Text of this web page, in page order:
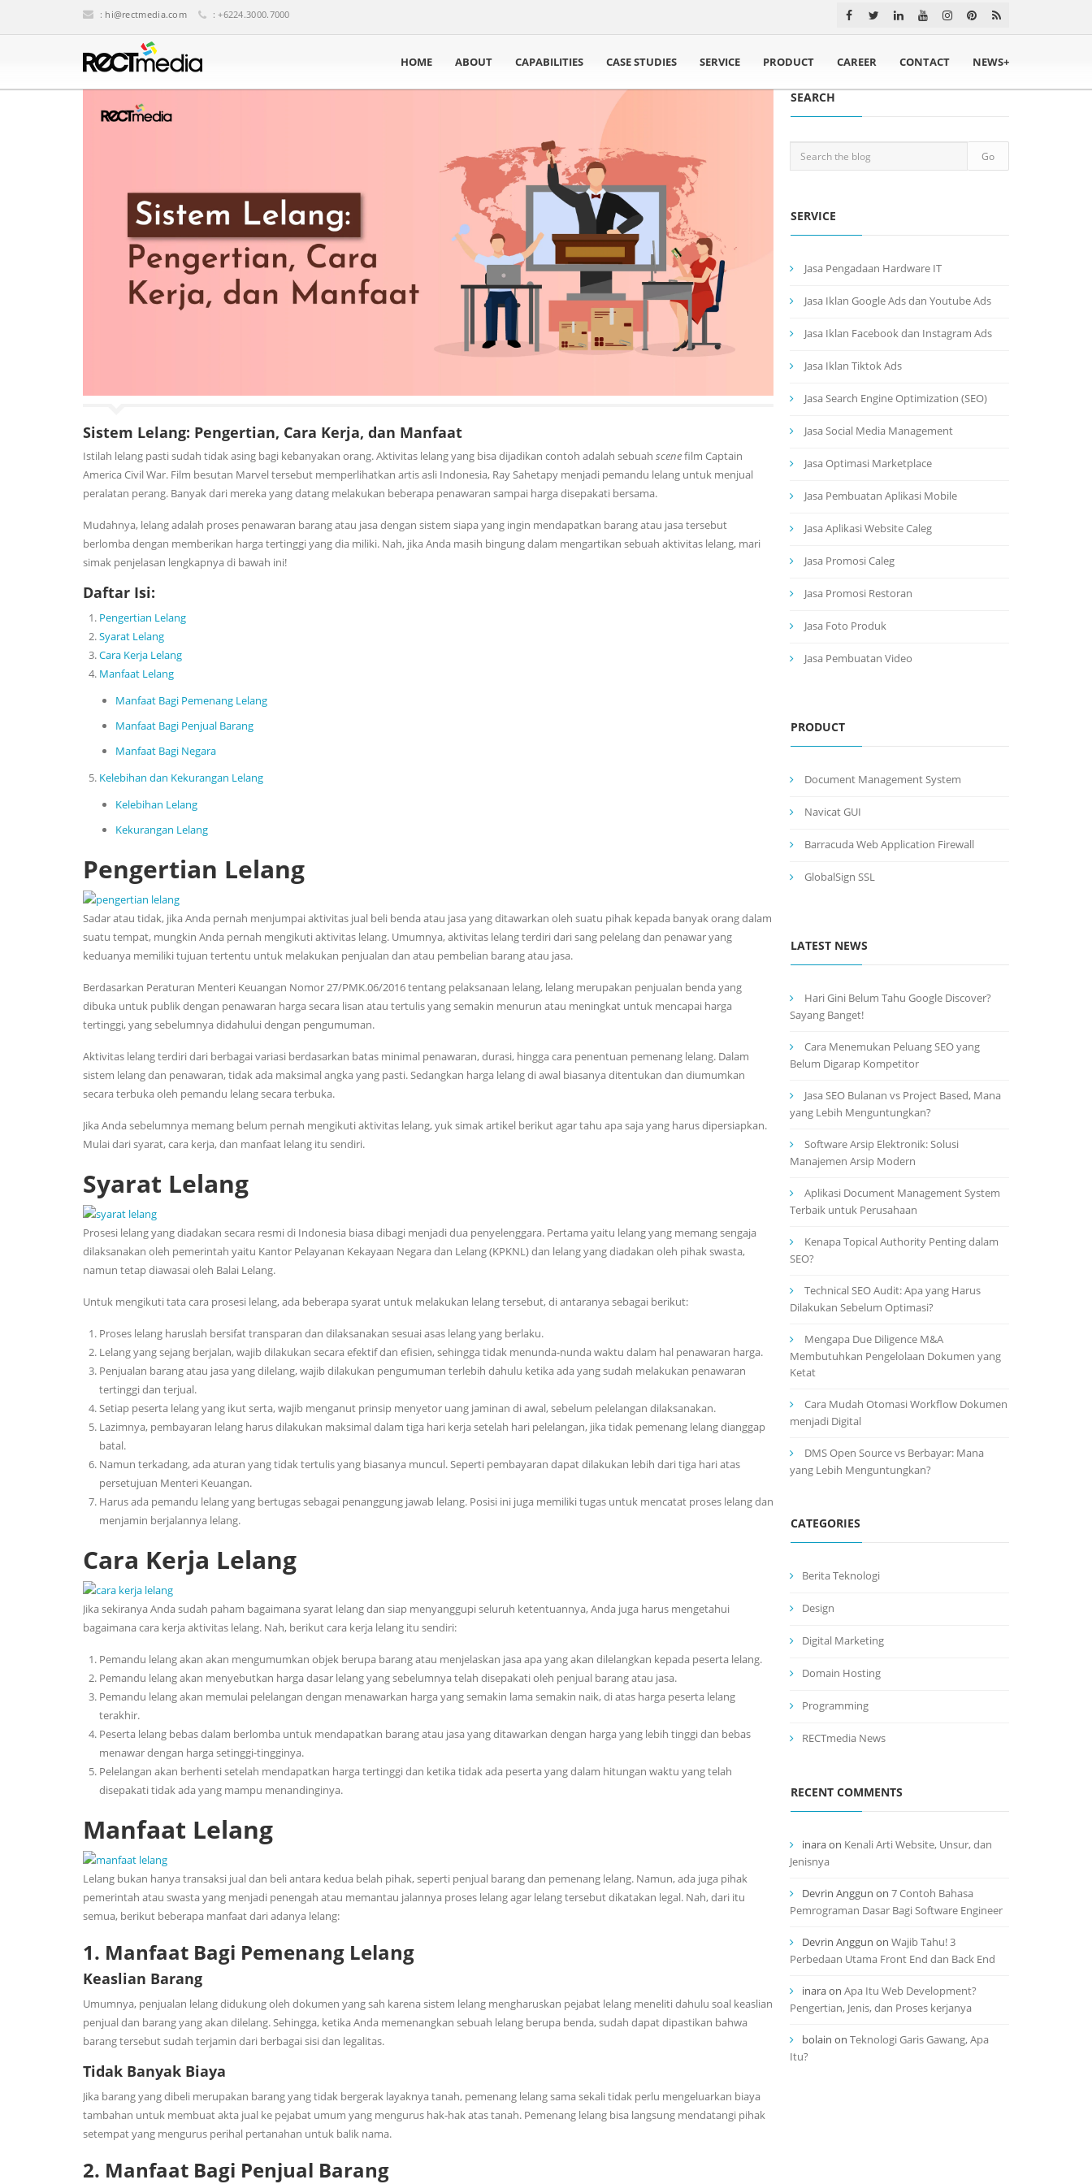
: hi@rectmedia.com : +6224.3000.7000
HOME ABOUT CAPABILITIES CASE STUDIES SERVICE PRODUCT CAREER CONTACT NEWS+
Sistem Lelang: Pengertian, Cara Kerja, dan Manfaat
Istilah lelang pasti sudah tidak asing bagi kebanyakan orang. Aktivitas lelang yang bisa dijadikan contoh adalah sebuah scenefilm Captain
America Civil War. Film besutan Marvel tersebut memperlihatkan artis asli Indonesia, Ray Sahetapy menjadi pemandu lelang untuk menjual
peralatan perang. Banyak dari mereka yang datang melakukan beberapa penawaran sampai harga disepakati bersama.
Mudahnya, lelang adalah proses penawaran barang atau jasa dengan sistem siapa yang ingin mendapatkan barang atau jasa tersebut
berlomba dengan memberikan harga tertinggi yang dia miliki. Nah, jika Anda masih bingung dalam mengartikan sebuah aktivitas lelang, mari
simak penjelasan lengkapnya di bawah ini!
Daftar Isi:
Pengertian Lelang
Syarat Lelang
Cara Kerja Lelang
Manfaat Lelang
Manfaat Bagi Pemenang Lelang
Manfaat Bagi Penjual Barang
Manfaat Bagi Negara
Kelebihan dan Kekurangan Lelang
Kelebihan Lelang
Kekurangan Lelang
Pengertian Lelang
Sadar atau tidak, jika Anda pernah menjumpai aktivitas jual beli benda atau jasa yang ditawarkan oleh suatu pihak kepada banyak orang dalam
suatu tempat, mungkin Anda pernah mengikuti aktivitas lelang. Umumnya, aktivitas lelang terdiri dari sang pelelang dan penawar yang
keduanya memiliki tujuan tertentu untuk melakukan penjualan dan atau pembelian barang atau jasa.
Berdasarkan Peraturan Menteri Keuangan Nomor 27/PMK.06/2016 tentang pelaksanaan lelang, lelang merupakan penjualan benda yang
dibuka untuk publik dengan penawaran harga secara lisan atau tertulis yang semakin menurun atau meningkat untuk mencapai harga
tertinggi, yang sebelumnya didahului dengan pengumuman.
Aktivitas lelang terdiri dari berbagai variasi berdasarkan batas minimal penawaran, durasi, hingga cara penentuan pemenang lelang. Dalam
sistem lelang dan penawaran, tidak ada maksimal angka yang pasti. Sedangkan harga lelang di awal biasanya ditentukan dan diumumkan
secara terbuka oleh pemandu lelang secara terbuka.
Jika Anda sebelumnya memang belum pernah mengikuti aktivitas lelang, yuk simak artikel berikut agar tahu apa saja yang harus dipersiapkan.
Mulai dari syarat, cara kerja, dan manfaat lelang itu sendiri.
Syarat Lelang
Prosesi lelang yang diadakan secara resmi di Indonesia biasa dibagi menjadi dua penyelenggara. Pertama yaitu lelang yang memang sengaja
dilaksanakan oleh pemerintah yaitu Kantor Pelayanan Kekayaan Negara dan Lelang (KPKNL) dan lelang yang diadakan oleh pihak swasta,
namun tetap diawasai oleh Balai Lelang.
Untuk mengikuti tata cara prosesi lelang, ada beberapa syarat untuk melakukan lelang tersebut, di antaranya sebagai berikut:
Proses lelang haruslah bersifat transparan dan dilaksanakan sesuai asas lelang yang berlaku.
Lelang yang sejang berjalan, wajib dilakukan secara efektif dan efisien, sehingga tidak menunda-nunda waktu dalam hal penawaran harga.
Penjualan barang atau jasa yang dilelang, wajib dilakukan pengumuman terlebih dahulu ketika ada yang sudah melakukan penawaran
tertinggi dan terjual.
Setiap peserta lelang yang ikut serta, wajib menganut prinsip menyetor uang jaminan di awal, sebelum pelelangan dilaksanakan.
Lazimnya, pembayaran lelang harus dilakukan maksimal dalam tiga hari kerja setelah hari pelelangan, jika tidak pemenang lelang dianggap
batal.
Namun terkadang, ada aturan yang tidak tertulis yang biasanya muncul. Seperti pembayaran dapat dilakukan lebih dari tiga hari atas
persetujuan Menteri Keuangan.
Harus ada pemandu lelang yang bertugas sebagai penanggung jawab lelang. Posisi ini juga memiliki tugas untuk mencatat proses lelang dan
menjamin berjalannya lelang.
Cara Kerja Lelang
Jika sekiranya Anda sudah paham bagaimana syarat lelang dan siap menyanggupi seluruh ketentuannya, Anda juga harus mengetahui
bagaimana cara kerja aktivitas lelang. Nah, berikut cara kerja lelang itu sendiri:
Pemandu lelang akan akan mengumumkan objek berupa barang atau menjelaskan jasa apa yang akan dilelangkan kepada peserta lelang.
Pemandu lelang akan menyebutkan harga dasar lelang yang sebelumnya telah disepakati oleh penjual barang atau jasa.
Pemandu lelang akan memulai pelelangan dengan menawarkan harga yang semakin lama semakin naik, di atas harga peserta lelang
terakhir.
Peserta lelang bebas dalam berlomba untuk mendapatkan barang atau jasa yang ditawarkan dengan harga yang lebih tinggi dan bebas
menawar dengan harga setinggi-tingginya.
Pelelangan akan berhenti setelah mendapatkan harga tertinggi dan ketika tidak ada peserta yang dalam hitungan waktu yang telah
disepakati tidak ada yang mampu menandinginya.
Manfaat Lelang
Lelang bukan hanya transaksi jual dan beli antara kedua belah pihak, seperti penjual barang dan pemenang lelang. Namun, ada juga pihak
pemerintah atau swasta yang menjadi penengah atau memantau jalannya proses lelang agar lelang tersebut dikatakan legal. Nah, dari itu
semua, berikut beberapa manfaat dari adanya lelang:
1. Manfaat Bagi Pemenang Lelang
Keaslian Barang
Umumnya, penjualan lelang didukung oleh dokumen yang sah karena sistem lelang mengharuskan pejabat lelang meneliti dahulu soal keaslian
penjual dan barang yang akan dilelang. Sehingga, ketika Anda memenangkan sebuah lelang berupa benda, sudah dapat dipastikan bahwa
barang tersebut sudah terjamin dari berbagai sisi dan legalitas.
Tidak Banyak Biaya
Jika barang yang dibeli merupakan barang yang tidak bergerak layaknya tanah, pemenang lelang sama sekali tidak perlu mengeluarkan biaya
tambahan untuk membuat akta jual ke pejabat umum yang mengurus hak-hak atas tanah. Pemenang lelang bisa langsung mendatangi pihak
setempat yang mengurus perihal pertanahan untuk balik nama.
2. Manfaat Bagi Penjual Barang
SEARCH
SERVICE
Jasa Pengadaan Hardware IT
Jasa Iklan Google Ads dan Youtube Ads
Jasa Iklan Facebook dan Instagram Ads
Jasa Iklan Tiktok Ads
Jasa Search Engine Optimization (SEO)
Jasa Social Media Management
Jasa Optimasi Marketplace
Jasa Pembuatan Aplikasi Mobile
Jasa Aplikasi Website Caleg
Jasa Promosi Caleg
Jasa Promosi Restoran
Jasa Foto Produk
Jasa Pembuatan Video
PRODUCT
Document Management System
Navicat GUI
Barracuda Web Application Firewall
GlobalSign SSL
LATEST NEWS
Hari Gini Belum Tahu Google Discover?
Sayang Banget!
Cara Menemukan Peluang SEO yang
Belum Digarap Kompetitor
Jasa SEO Bulanan vs Project Based, Mana
yang Lebih Menguntungkan?
Software Arsip Elektronik: Solusi
Manajemen Arsip Modern
Aplikasi Document Management System
Terbaik untuk Perusahaan
Kenapa Topical Authority Penting dalam
SEO?
Technical SEO Audit: Apa yang Harus
Dilakukan Sebelum Optimasi?
Mengapa Due Diligence M&A
Membutuhkan Pengelolaan Dokumen yang
Ketat
Cara Mudah Otomasi Workflow Dokumen
menjadi Digital
DMS Open Source vs Berbayar: Mana
yang Lebih Menguntungkan?
CATEGORIES
Berita Teknologi
Design
Digital Marketing
Domain Hosting
Programming
RECTmedia News
RECENT COMMENTS
inaraon Kenali Arti Website, Unsur, dan
Jenisnya
Devrin Anggun on 7 Contoh Bahasa
Pemrograman Dasar Bagi Software Engineer
Devrin Anggun on Wajib Tahu! 3
Perbedaan Utama Front End dan Back End
inaraon Apa Itu Web Development?
Pengertian, Jenis, dan Proses kerjanya
bolain on Teknologi Garis Gawang, Apa
Itu?